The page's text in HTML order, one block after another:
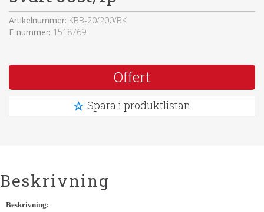
Artikelnummer: KBB-20/200/BK
E-nummer: 1518769
Offert
Spara i produktlistan
Beskrivning
Beskrivning: